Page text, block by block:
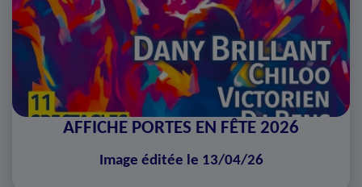
AFFICHE PORTES EN FÊTE 2026
Image éditée le 13/04/26